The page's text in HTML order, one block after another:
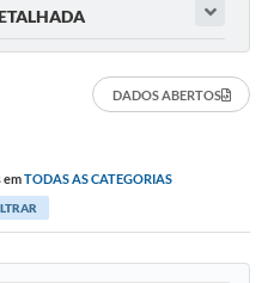
DADOS ABERTOS
emTODAS AS CATEGORIAS